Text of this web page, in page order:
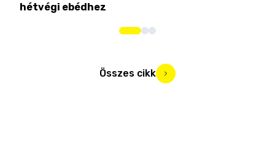
hétvégi ebédhez
Összes cikk